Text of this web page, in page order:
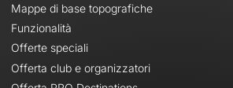
Mappe di base topografiche
Funzionalità
Offerte speciali
Offerta club e organizzatori